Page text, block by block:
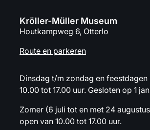
Kröller-Müller Museum
Houtkampweg 6, Otterlo
Route en parkeren
Dinsdag t/m zondag en
10.00 tot 17.00 uur. Gesloten op 1
Zomer (6 juli tot en met 24
open van 10.00 tot 17.00 uur.